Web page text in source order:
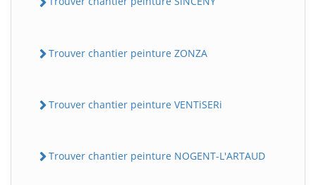
Trouver chantier peinture ZONZA
Trouver chantier peinture VENTiSERi
Trouver chantier peinture NOGENT-L'ARTAUD